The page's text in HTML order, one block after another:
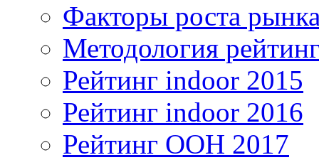
Факторы роста
Методология
Рейтинг indoor 2015
Рейтинг indoor 2016
Рейтинг OOH 2017